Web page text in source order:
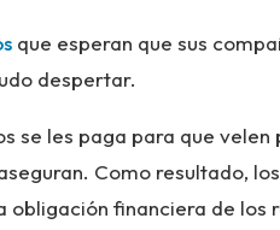
que esperan que sus
despertar.
se les paga para que
Como resultado,
obligación financiera de los